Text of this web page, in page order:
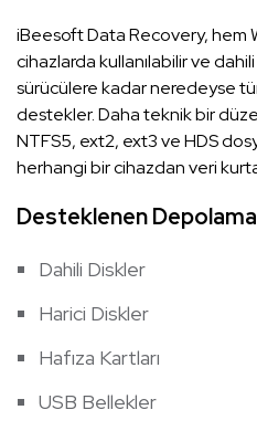
iBeesoft Data Recovery, hem
cihazlarda kullanılabilir ve
sürücülere kadar neredeyse
destekler. Daha teknik bir
NTFS5, ext2, ext3 ve HDS
herhangi bir cihazdan veri
Desteklenen
Dahili Diskler
Harici Diskler
Hafıza Kartları
USB Bellekler